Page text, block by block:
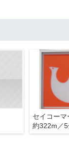
約322m／